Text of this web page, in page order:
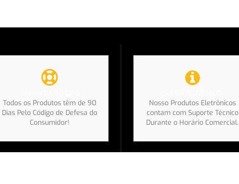
Todos os Produtos têm de 90
Dias Pelo Código de Defesa do
Consumidor!
Nosso Produtos Eletrônicos
contam com Suporte Técnico
Durante o Horário Comercial.